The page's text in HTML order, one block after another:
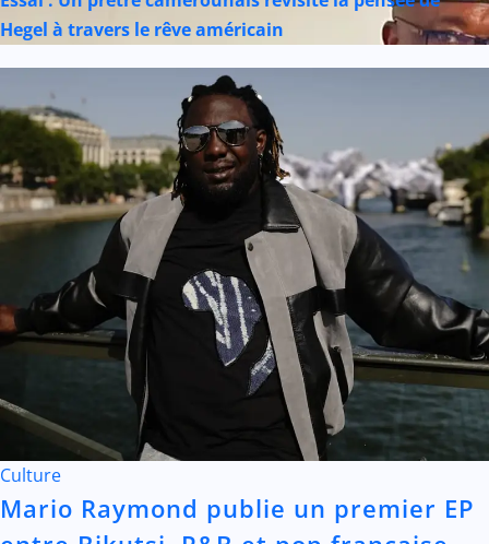
Hegel à travers le rêve américain
Culture
Mario Raymond publie un premier EP